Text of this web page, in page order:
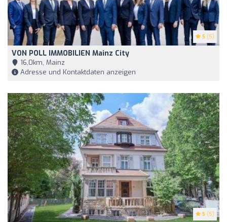
5 (5)
VON POLL IMMOBILIEN Mainz City
16,0km, Mainz
Adresse und Kontaktdaten anzeigen
5 (5)